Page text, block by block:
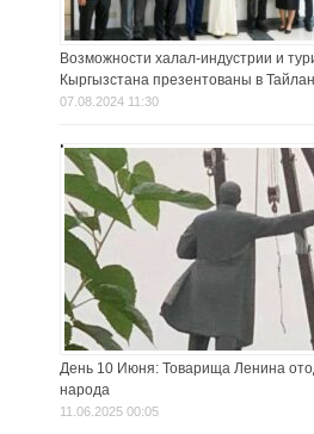
Возможности халал-индустрии и
Кыргызстана презентованы в
07.08.2024 11:30
День 10 Июня: Товарища Ленина
народа
11.06.2025 00:05